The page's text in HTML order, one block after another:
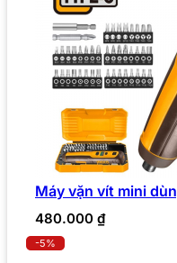
Máy vặn vít mini
480.000 ₫
-5%